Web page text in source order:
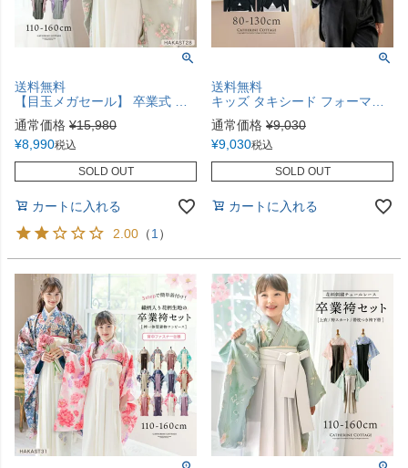
送料無料
【目玉メガセール】 卒業式 花刺繍チュールレース 袴一体型着物ワンピース 袴 着物 簡単着付け 卒業袴 小学生 小学校卒業式 レース着物 水色 ピンク ミント ベージュ 白 紫 キャサリンコテージ TAK
通常価格 ¥15,980
¥8,990税込
SOLD OUT
カートに入れる
2.00 （1 ）
送料無料
キッズ タキシード フォーマル 男の子 5点フルセットTAK
通常価格 ¥9,030
¥9,030税込
SOLD OUT
カートに入れる